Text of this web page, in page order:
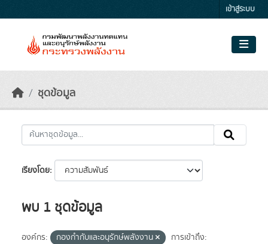
เข้าสู่ระบบ
ชุดข้อมูล
เรียงโดย
พบ 1 ชุดข้อมูล
องค์กร: กองกำกับและอนุรักษ์พลังงาน
การเข้าถึง: